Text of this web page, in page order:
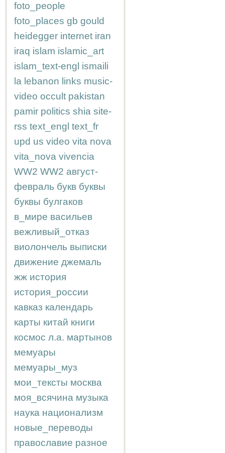
foto_people
foto_places gb gould
heidegger internet iran
iraq islam islamic_art
islam_text-engl ismaili
la lebanon links music-
video occult pakistan
pamir politics shia site-
rss text_engl text_fr
upd us video vita nova
vita_nova vivencia
WW2 WW2 август-
февраль букв буквы
буквы булгаков
в_мире васильев
вежливый_отказ
виолончель выписки
движение джемаль
жж история
история_россии
кавказ календарь
карты китай книги
космос л.а. мартынов
мемуары
мемуары_муз
мои_тексты москва
моя_всячина музыка
наука национализм
новые_переводы
православие разное